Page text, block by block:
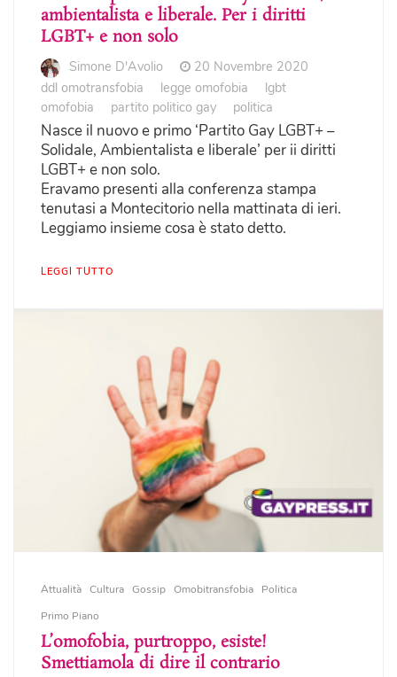
ambientalista e liberale. Per i diritti
LGBT+ e non solo
Simone D'Avolio
20 Novembre 2020
ddl omotransfobia
legge omofobia
lgbt
omofobia
partito politico gay politica
Nasce il nuovo e primo ‘Partito Gay LGBT+ –
Solidale, Ambientalista e liberale’ per ii diritti
LGBT+ e non solo.
Eravamo presenti alla conferenza stampa
tenutasi a Montecitorio nella mattinata di ieri.
Leggiamo insieme cosa è stato detto.
LEGGI TUTTO
Attualità Cultura Gossip Omobitransfobia
Politica
Primo Piano
L’omofobia, purtroppo, esiste!
Smettiamola di dire il contrario